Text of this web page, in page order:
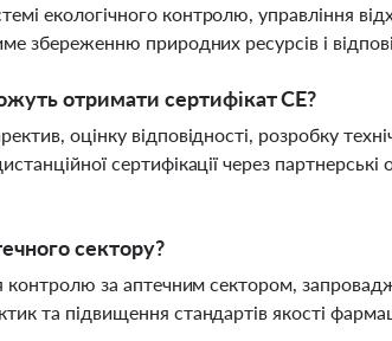
екологічного контролю, управління
збереженню природних ресурсів і
отримати сертифікат СЕ?
оцінку відповідності, розробку
сертифікації через партнерські
сектору?
контролю за аптечним сектором,
та підвищення стандартів якості